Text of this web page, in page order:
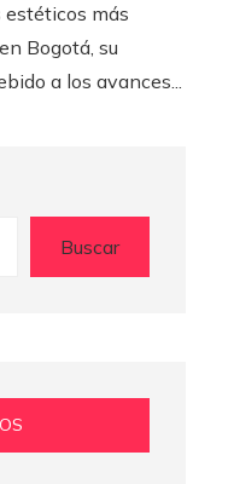
más
Bogotá, su
a los avances...
Buscar